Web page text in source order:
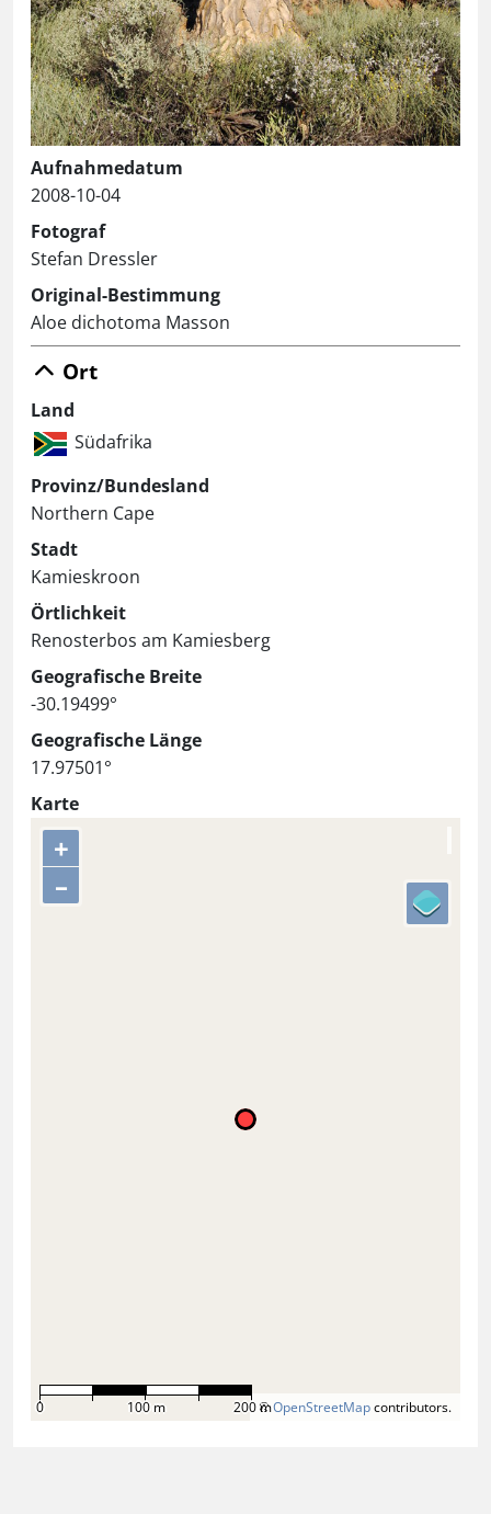
Aufnahmedatum
2008-10-04
Fotograf
Stefan Dressler
Original-Bestimmung
Aloe dichotoma Masson
Ort
Land
Südafrika
Provinz/Bundesland
Northern Cape
Stadt
Kamieskroon
Örtlichkeit
Renosterbos am Kamiesberg
Geografische Breite
-30.19499°
Geografische Länge
17.97501°
Karte
+
–
©OpenStreetMapcontributors.
0 100 m 200 m